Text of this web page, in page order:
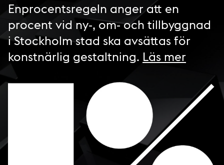
Enprocentsregeln anger att en
procent vid ny-, om- och tillbyggnad
i Stockholm stad ska avsättas för
konstnärlig gestaltning. Läs mer